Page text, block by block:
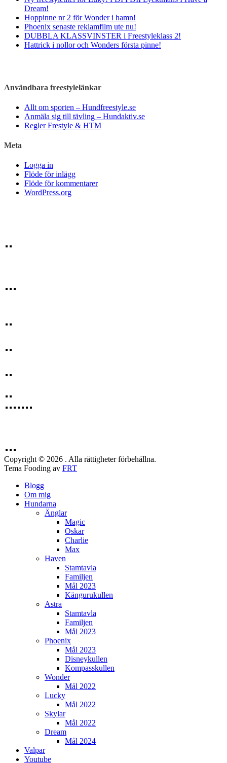
Dream!
Hoppinne nr 2 för Wonder i hamn!
Phoenix senaste reklamfilm ute nu!
DUBBLA KLASSVINSTER i Freestyleklass 2!
Hattrick i nollor och Wonders första pinne!
Användbara freestylelänkar
Allt om sporten – Hundfreestyle.se
Anmäla sig till tävling – Hundaktiv.se
Regler Frestyle & HTM
Meta
Logga in
Flöde för inlägg
Flöde för kommentarer
WordPress.org
Copyright © 2026 . Alla rättigheter förbehållna.
Tema Fooding av FRT
Blogg
Om mig
Hundarna
Änglar
Magic
Oskar
Charlie
Max
Haven
Stamtavla
Familjen
Mål 2023
Kängurukullen
Astra
Stamtavla
Familjen
Mål 2023
Phoenix
Mål 2023
Disneykullen
Kompasskullen
Wonder
Mål 2022
Lucky
Mål 2022
Skylar
Mål 2022
Dream
Mål 2024
Valpar
Youtube